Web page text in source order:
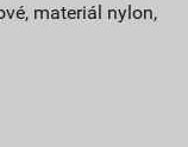
materiál nylon,